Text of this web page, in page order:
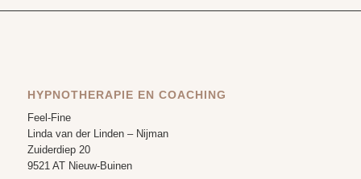
HYPNOTHERAPIE EN COACHING
Feel-Fine
Linda van der Linden – Nijman
Zuiderdiep 20
9521 AT Nieuw-Buinen